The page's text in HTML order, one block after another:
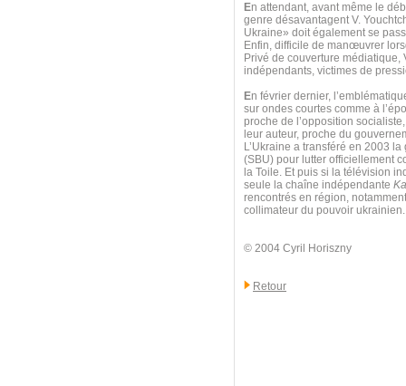
En attendant, avant même le
genre désavantagent V.
Ukraine» doit également se
Enfin, difficile de manœuvrer
Privé de couverture
indépendants, victimes de
En février dernier,
sur ondes courtes comme à
proche de l’opposition
leur auteur, proche du
L’Ukraine a transféré en 2003
(SBU) pour lutter officiellement
la Toile. Et puis si la télévision
seule la chaîne indépendante
rencontrés en région,
collimateur du pouvoir ukrainien.
© 2004 Cyril Horiszny
Retour